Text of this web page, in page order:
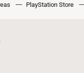
PlayStation Store